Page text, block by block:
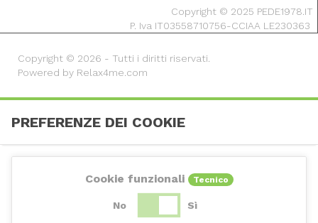
Copyright © 2025 PEDE1978.IT
P. Iva IT03558710756-CCIAA LE230363
Copyright © 2026 - Tutti i diritti riservati.
Powered by Relax4me.com
PREFERENZE DEI COOKIE
Cookie funzionali Tecnico
No Sì